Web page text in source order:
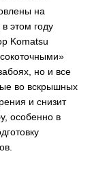
на
этом году
Komatsu
но и все
во вскрышных
и снизит
особенно в